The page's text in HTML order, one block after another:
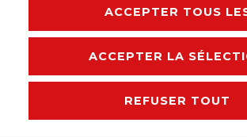
FABRICANT
Timbres Finlande 121X b neuf avec
1925 timbres: Crest
ACCEPTER TOUS
ACCEPTER LA
REFUSER TOUT